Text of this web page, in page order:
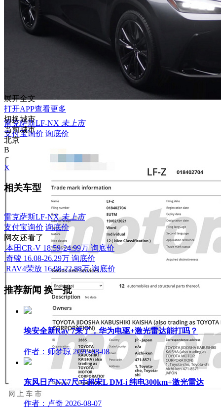
雷克萨斯LF-NX 未上市
支付宝询价 询底价
展开全文
打开APP查看更多
切换城市
当前城市
北京
B
X
相关车型
雷克萨斯LF-NX 未上市
支付宝询价 询底价
网友还看了
本田CR-V 18.59-24.99万 询底价
奇骏 16.08-26.29万 询底价
RAV4荣放 16.98-22.88万 询底价
推荐新闻 换一批
埃安全新Ray 7来了，华为电驱+激光雷达能打吗？
作者：师梦琼 2026-08-08
东风日产NX7尺寸超宋L DM-i 纯电300km+激光雷达
作者：卢奇 2026-08-07